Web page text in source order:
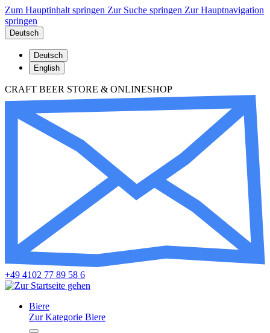
Zum Hauptinhalt springen Zur Suche springen Zur Hauptnavigation
springen
Deutsch
Deutsch
English
CRAFT BEER STORE & ONLINESHOP
+49 4102 77 89 58 6
Biere
Zur Kategorie Biere